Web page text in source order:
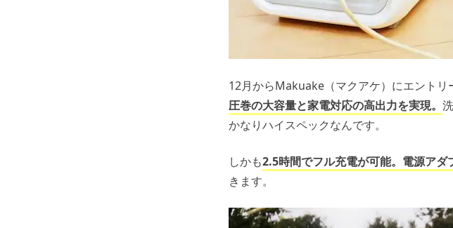
12月からMakuake（マクアケ）にエントリ
圧巻の大容量と家電対応の高出力を実現。
かなりハイスペックなんです。
しかも2.5時間でフル充電が可能。電源アダ
きます。